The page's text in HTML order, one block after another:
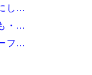
し...
・...
フ...